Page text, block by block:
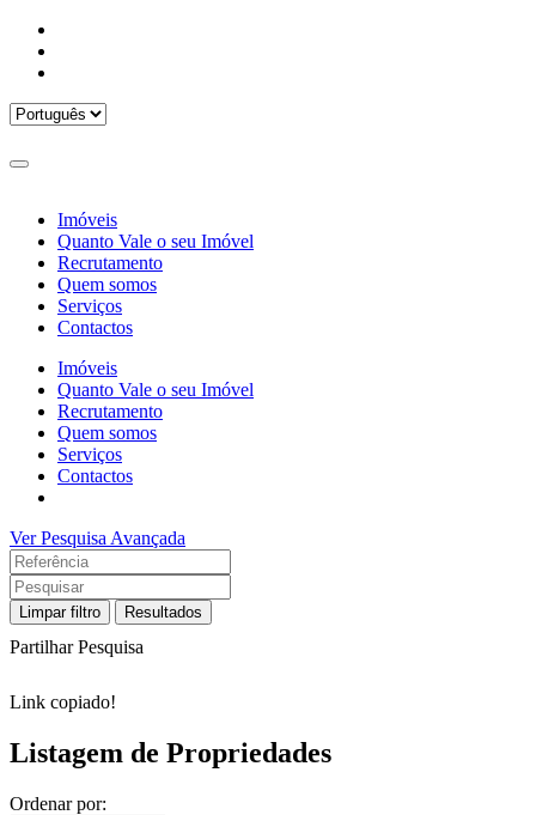
Imóveis
Quanto Vale o seu Imóvel
Recrutamento
Quem somos
Serviços
Contactos
Imóveis
Quanto Vale o seu Imóvel
Recrutamento
Quem somos
Serviços
Contactos
Ver Pesquisa Avançada
Limpar filtro Resultados
Partilhar Pesquisa
Link copiado!
Listagem de Propriedades
Ordenar por: